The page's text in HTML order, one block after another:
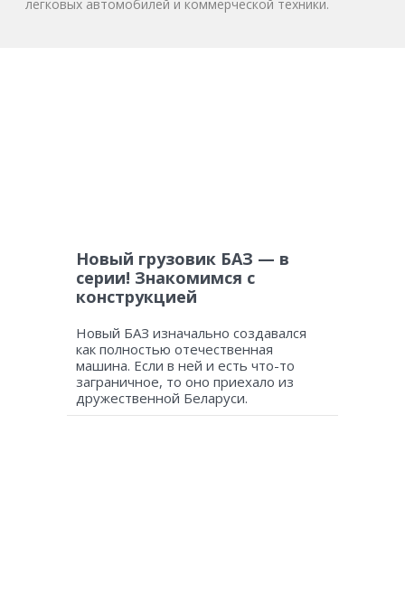
легковых автомобилей и коммерческой техники.
Новый грузовик БАЗ — в
серии! Знакомимся с
конструкцией
Новый БАЗ изначально создавался
как полностью отечественная
машина. Если в ней и есть что-то
заграничное, то оно приехало из
дружественной Беларуси.